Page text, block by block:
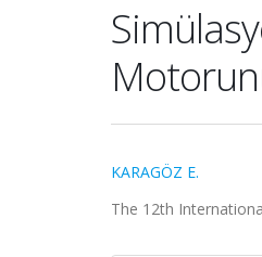
KARAGÖZ E.
The 12th